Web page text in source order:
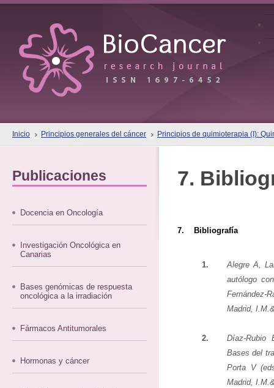
Inicio Principios generales del cáncer Principios de quimioterapia (I):
Publicaciones
Docencia en Oncología
Investigación Oncológica en
Canarias
Bases genómicas de respuesta
oncológica a la irradiación
Fármacos Antitumorales
Hormonas y cáncer
7.
7. Bibliografía
1.
Alegre A,
autólogo
Fernández-
Madrid,
2.
Díaz-Rubio
Bases del
Porta V
Madrid,